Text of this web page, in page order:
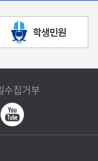
수집거부